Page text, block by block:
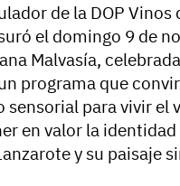
de la DOP Vinos
el domingo 9 de
Malvasía,
programa que
sensorial para vivir el
en valor la identidad
y su paisaje